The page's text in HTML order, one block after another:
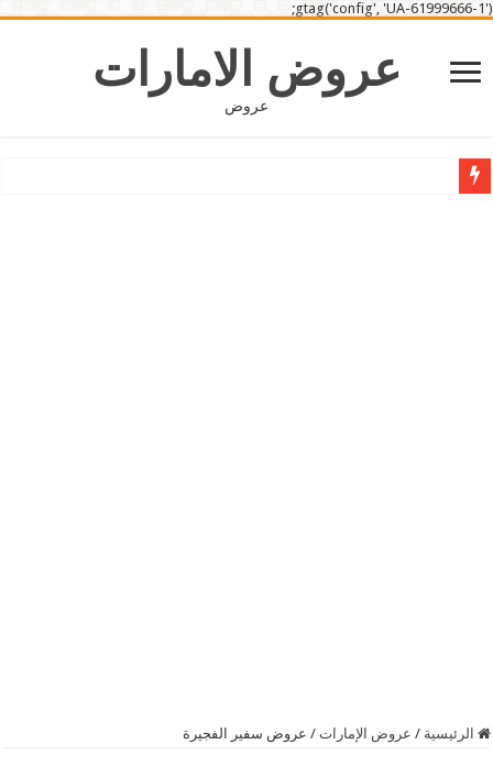
gtag('config', 'UA-61999666-1');
عروض الامارات
عروض
الرئيسية / عروض الإمارات / عروض سفير الفجيرة